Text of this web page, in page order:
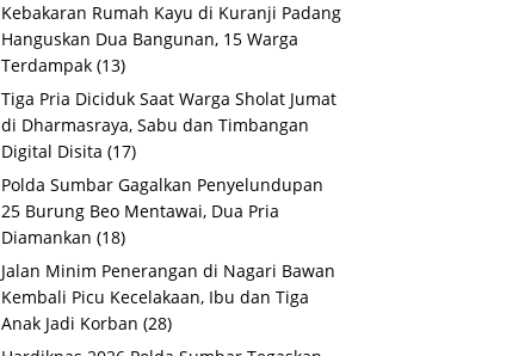
Kebakaran Rumah Kayu di Kuranji Padang
Hanguskan Dua Bangunan, 15 Warga
Terdampak (13)
Tiga Pria Diciduk Saat Warga Sholat Jumat
di Dharmasraya, Sabu dan Timbangan
Digital Disita (17)
Polda Sumbar Gagalkan Penyelundupan
25 Burung Beo Mentawai, Dua Pria
Diamankan (18)
Jalan Minim Penerangan di Nagari Bawan
Kembali Picu Kecelakaan, Ibu dan Tiga
Anak Jadi Korban (28)